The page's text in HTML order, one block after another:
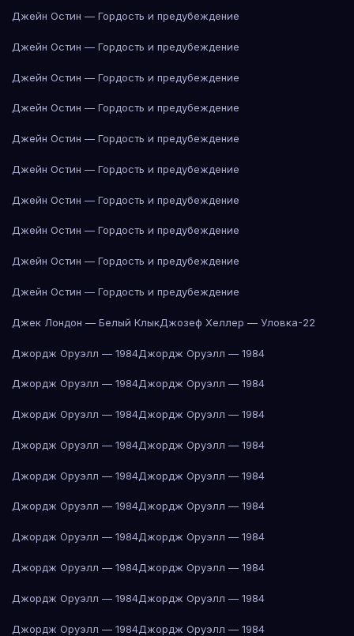
Джейн Остин — Гордость и предубеждение
Джейн Остин — Гордость и предубеждение
Джейн Остин — Гордость и предубеждение
Джейн Остин — Гордость и предубеждение
Джейн Остин — Гордость и предубеждение
Джейн Остин — Гордость и предубеждение
Джейн Остин — Гордость и предубеждение
Джейн Остин — Гордость и предубеждение
Джейн Остин — Гордость и предубеждение
Джейн Остин — Гордость и предубеждение
Джек Лондон — Белый КлыкДжозеф Хеллер — Уловка-22
Джордж Оруэлл — 1984Джордж Оруэлл — 1984
Джордж Оруэлл — 1984Джордж Оруэлл — 1984
Джордж Оруэлл — 1984Джордж Оруэлл — 1984
Джордж Оруэлл — 1984Джордж Оруэлл — 1984
Джордж Оруэлл — 1984Джордж Оруэлл — 1984
Джордж Оруэлл — 1984Джордж Оруэлл — 1984
Джордж Оруэлл — 1984Джордж Оруэлл — 1984
Джордж Оруэлл — 1984Джордж Оруэлл — 1984
Джордж Оруэлл — 1984Джордж Оруэлл — 1984
Джордж Оруэлл — 1984Джордж Оруэлл — 1984